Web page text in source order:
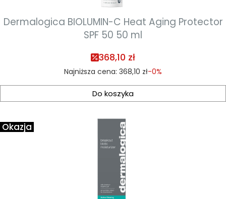
Dermalogica BIOLUMIN-C Heat Aging Protector
SPF 50 50 ml
368,10 zł
Najniższa cena: 368,10 zł-0%
Do koszyka
Okazja